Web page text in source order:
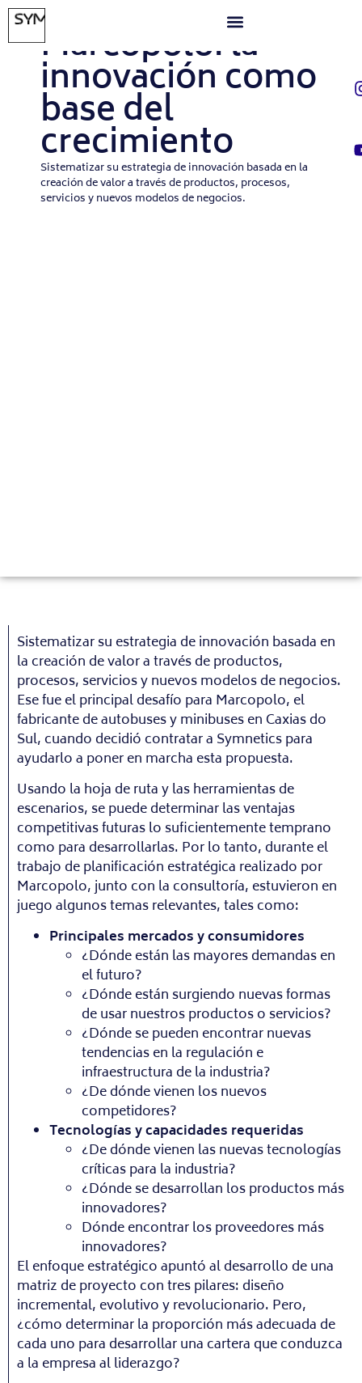
MARZO 31, 2024
Marcopolo: la
innovación como
base del
crecimiento
Sistematizar su estrategia de innovación basada en la
creación de valor a través de productos, procesos,
servicios y nuevos modelos de negocios.
Sistematizar su estrategia de innovación basada en
la creación de valor a través de productos,
procesos, servicios y nuevos modelos de negocios.
Ese fue el principal desafío para Marcopolo, el
fabricante de autobuses y minibuses en Caxias do
Sul, cuando decidió contratar a Symnetics para
ayudarlo a poner en marcha esta propuesta.
Usando la hoja de ruta y las herramientas de
escenarios, se puede determinar las ventajas
competitivas futuras lo suficientemente temprano
como para desarrollarlas. Por lo tanto, durante el
trabajo de planificación estratégica realizado por
Marcopolo, junto con la consultoría, estuvieron en
juego algunos temas relevantes, tales como:
Principales mercados y consumidores
¿Dónde están las mayores demandas en
el futuro?
¿Dónde están surgiendo nuevas formas
de usar nuestros productos o servicios?
¿Dónde se pueden encontrar nuevas
tendencias en la regulación e
infraestructura de la industria?
¿De dónde vienen los nuevos
competidores?
Tecnologías y capacidades requeridas
¿De dónde vienen las nuevas tecnologías
críticas para la industria?
¿Dónde se desarrollan los productos más
innovadores?
Dónde encontrar los proveedores más
innovadores?
El enfoque estratégico apuntó al desarrollo de una
matriz de proyecto con tres pilares: diseño
incremental, evolutivo y revolucionario. Pero,
¿cómo determinar la proporción más adecuada de
cada uno para desarrollar una cartera que conduzca
a la empresa al liderazgo?